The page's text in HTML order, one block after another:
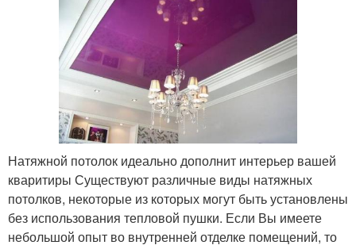
Натяжной потолок идеально дополнит интерьер вашей
кваритиры Существуют различные виды натяжных
потолков, некоторые из которых могут быть установлены
без использования тепловой пушки. Если Вы имеете
небольшой опыт во внутренней отделке помещений, то